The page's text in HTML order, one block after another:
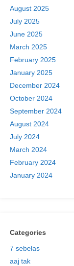
August 2025
July 2025
June 2025
March 2025
February 2025
January 2025
December 2024
October 2024
September 2024
August 2024
July 2024
March 2024
February 2024
January 2024
Categories
7 sebelas
aaj tak